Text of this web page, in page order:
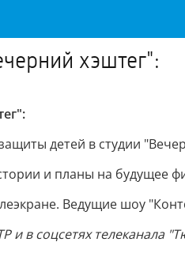
хэштег":
детей в студии
и планы на будущее
Ведущие шоу
и в соцсетях телеканала